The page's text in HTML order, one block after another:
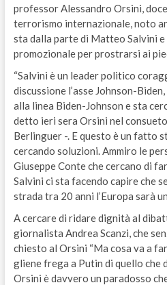
professor Alessandro Orsini,
terrorismo internazionale, noto
sta dalla parte di Matteo Salvini
promozionale per prostrarsi ai
“Salvini è un leader politico
discussione l’asse Johnson-
alla linea Biden-Johnson e sta
detto ieri sera Orsini nel
Berlinguer -. E questo è un fatto
cercando soluzioni. Ammiro le
Giuseppe Conte che cercano di
Salvini ci sta facendo capire che
strada tra 20 anni l’Europa sarà
A cercare di ridare dignità al
giornalista Andrea Scanzi, che
chiesto al Orsini “Ma cosa va a
gliene frega a Putin di quello che
Orsini è davvero un paradosso